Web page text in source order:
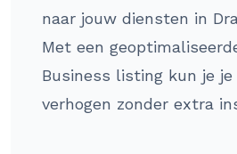
naar jouw diensten in
Met een
Business listing kun je
verhogen zonder extra